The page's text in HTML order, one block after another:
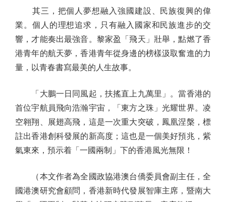
其三，把個人夢想融入強國建設、民族復興的偉
業。個人的理想追求，只有融入國家和民族進步的交
響，才能奏出最強音。黎家盈「飛天」壯舉，點燃了香
港青年的航天夢，香港青年從身邊的榜樣汲取奮進的力
量，以青春書寫最美的人生故事。
「大鵬一日同風起，扶搖直上九萬里」。當香港的
首位宇航員飛向浩瀚宇宙，「東方之珠」光耀世界。凌
空翱翔、展翅高飛，這是一次重大突破，鳳凰涅槃，標
註出香港創科發展的新高度；這也是一個美好預兆，紫
氣東來，預示着「一國兩制」下的香港風光無限！
（本文作者為全國政協港澳台僑委員會副主任，全
國港澳研究會顧問，香港新時代發展智庫主席，暨南大